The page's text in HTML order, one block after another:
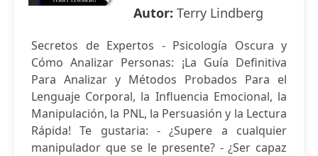
Autor: Terry Lindberg
Secretos de Expertos - Psicología Oscura y
Cómo Analizar Personas: ¡La Guía Definitiva
Para Analizar y Métodos Probados Para el
Lenguaje Corporal, la Influencia Emocional, la
Manipulación, la PNL, la Persuasión y la Lectura
Rápida! Te gustaria: - ¿Supere a cualquier
manipulador que se le presente? - ¿Ser capaz